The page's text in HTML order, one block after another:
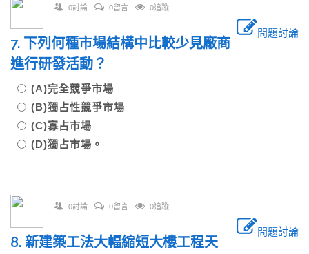
0討論 0留言 0追蹤
問題討論
7. 下列何種市場結構中比較少見廠商
進行研發活動？
(A)完全競爭市場
(B)獨占性競爭市場
(C)寡占市場
(D)獨占市場。
0討論 0留言 0追蹤
問題討論
8. 新建築工法大幅縮短大樓工程天